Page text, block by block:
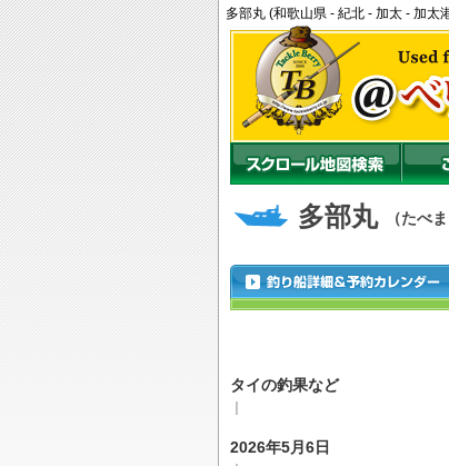
多部丸 (和歌山県 - 紀北 - 加太 - 加太
多部丸 （たべま
タイの釣果など
2026年5月6日